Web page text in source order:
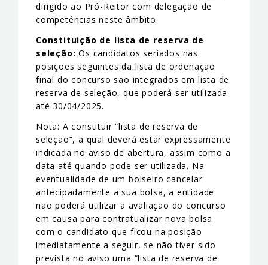
dirigido ao Pró-Reitor com delegação de
competências neste âmbito.
Constituição de lista de reserva de
seleção:Os candidatos seriados nas
posições seguintes da lista de ordenação
final do concurso são integrados em lista de
reserva de seleção, que poderá ser utilizada
até 30/04/2025.
Nota: A constituir “lista de reserva de
seleção”, a qual deverá estar expressamente
indicada no aviso de abertura, assim como a
data até quando pode ser utilizada. Na
eventualidade de um bolseiro cancelar
antecipadamente a sua bolsa, a entidade
não poderá utilizar a avaliação do concurso
em causa para contratualizar nova bolsa
com o candidato que ficou na posição
imediatamente a seguir, se não tiver sido
prevista no aviso uma “lista de reserva de